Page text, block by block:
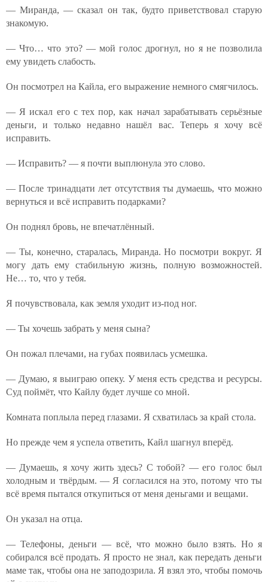
— Миранда, — сказал он так, будто приветствовал старую
знакомую.
— Что… что это? — мой голос дрогнул, но я не позволила
ему увидеть слабость.
Он посмотрел на Кайла, его выражение немного смягчилось.
— Я искал его с тех пор, как начал зарабатывать серьёзные
деньги, и только недавно нашёл вас. Теперь я хочу всё
исправить.
— Исправить? — я почти выплюнула это слово.
— После тринадцати лет отсутствия ты думаешь, что можно
вернуться и всё исправить подарками?
Он поднял бровь, не впечатлённый.
— Ты, конечно, старалась, Миранда. Но посмотри вокруг. Я
могу дать ему стабильную жизнь, полную возможностей.
Не… то, что у тебя.
Я почувствовала, как земля уходит из-под ног.
— Ты хочешь забрать у меня сына?
Он пожал плечами, на губах появилась усмешка.
— Думаю, я выиграю опеку. У меня есть средства и ресурсы.
Суд поймёт, что Кайлу будет лучше со мной.
Комната поплыла перед глазами. Я схватилась за край стола.
Но прежде чем я успела ответить, Кайл шагнул вперёд.
— Думаешь, я хочу жить здесь? С тобой? — его голос был
холодным и твёрдым. — Я согласился на это, потому что ты
всё время пытался откупиться от меня деньгами и вещами.
Он указал на отца.
— Телефоны, деньги — всё, что можно было взять. Но я
собирался всё продать. Я просто не знал, как передать деньги
маме так, чтобы она не заподозрила. Я взял это, чтобы помочь